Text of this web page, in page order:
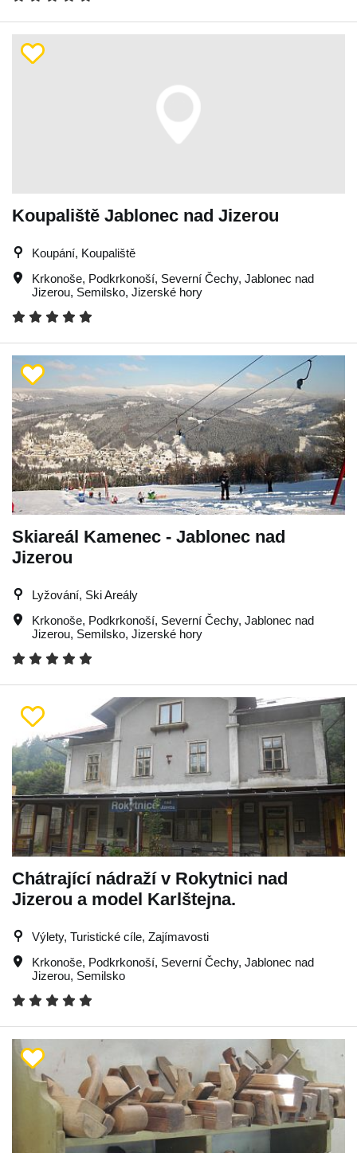
Koupaliště Jablonec nad Jizerou
Koupání, Koupaliště
Krkonoše, Podkrkonoší, Severní Čechy, Jablonec nad
Jizerou, Semilsko, Jizerské hory
Skiareál Kamenec - Jablonec nad
Jizerou
Lyžování, Ski Areály
Krkonoše, Podkrkonoší, Severní Čechy, Jablonec nad
Jizerou, Semilsko, Jizerské hory
Chátrající nádraží v Rokytnici nad
Jizerou a model Karlštejna.
Výlety, Turistické cíle, Zajímavosti
Krkonoše, Podkrkonoší, Severní Čechy, Jablonec nad
Jizerou, Semilsko